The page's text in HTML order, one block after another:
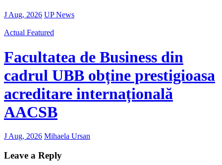
J Aug, 2026 UP News
Actual Featured
Facultatea de Business din
cadrul UBB obține prestigioasa
acreditare internațională
AACSB
J Aug, 2026 Mihaela Ursan
Leave a Reply